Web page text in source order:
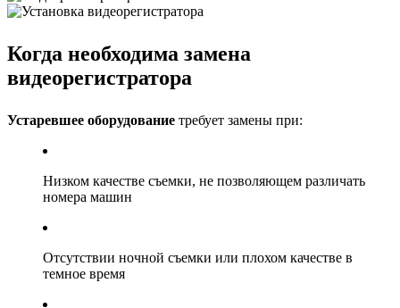
Когда необходима замена
видеорегистратора
Устаревшее оборудование требует замены при:
Низком качестве съемки, не позволяющем различать
номера машин
Отсутствии ночной съемки или плохом качестве в
темное время